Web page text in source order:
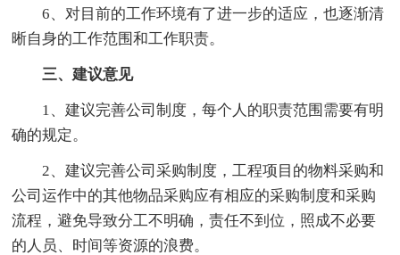
6、对目前的工作环境有了进一步的适应，也逐渐清
晰自身的工作范围和工作职责。
三、建议意见
1、建议完善公司制度，每个人的职责范围需要有明
确的规定。
2、建议完善公司采购制度，工程项目的物料采购和
公司运作中的其他物品采购应有相应的采购制度和采购
流程，避免导致分工不明确，责任不到位，照成不必要
的人员、时间等资源的浪费。